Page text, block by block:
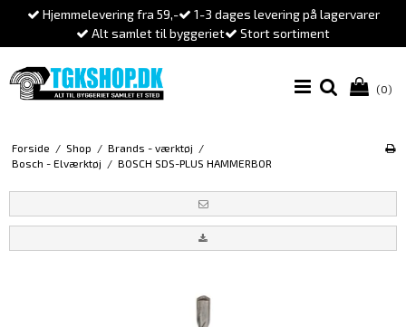
Hjemmelevering fra 59,-
1-3 dages levering på lagervarer
Alt samlet til byggeriet
Stort sortiment
(0)
Forside / Shop / Brands - værktøj /
Bosch - Elværktøj / BOSCH SDS-PLUS HAMMERBOR